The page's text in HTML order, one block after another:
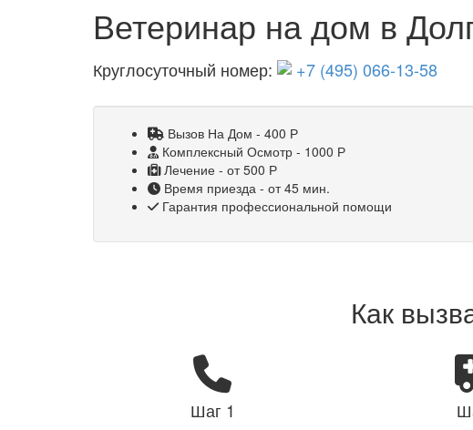
Ветеринар на дом в
Круглосуточный номер: +7 (495) 066-13-58
Вызов На Дом - 400 Р
Комплексный Осмотр - 1000 Р
Лечение - от 500 Р
Время приезда - от 45 мин.
Гарантия профессиональной помощи
Как
Шаг 1